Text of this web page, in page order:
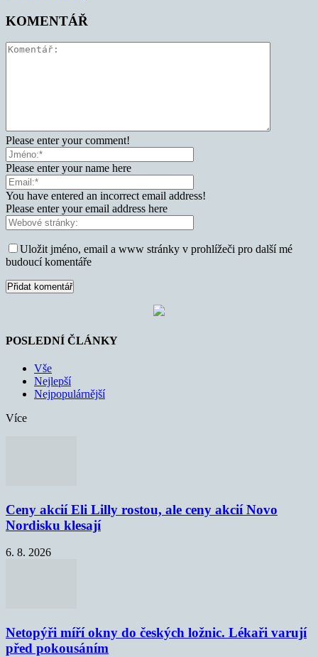
KOMENTÁŘ
Please enter your comment!
Please enter your name here
You have entered an incorrect email address!
Please enter your email address here
Uložit jméno, email a www stránky v prohlížeči pro další mé
budoucí komentáře
POSLEDNÍ ČLÁNKY
Vše
Nejlepší
Nejpopulárnější
Více
Ceny akcií Eli Lilly rostou, ale ceny akcií Novo
Nordisku klesají
6. 8. 2026
Netopýři míří okny do českých ložnic. Lékaři varují
před pokousáním